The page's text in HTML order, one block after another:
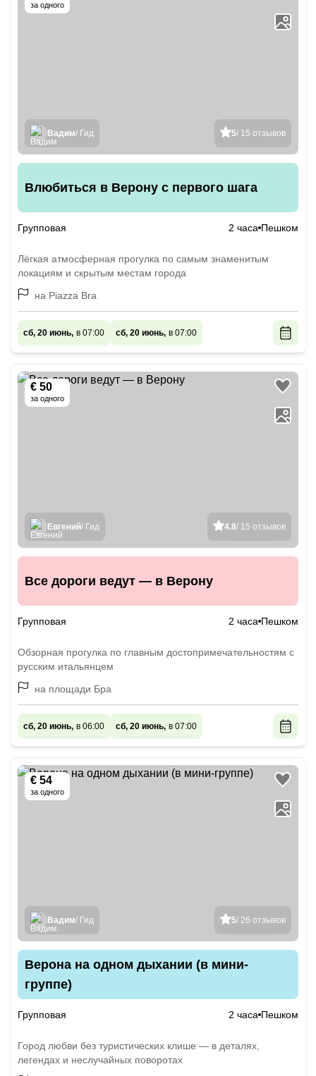
за одного
5/ 15 отзывов
Вадим/ Гид
Влюбиться в Верону с первого шага
Групповая 2 часа Пешком
Лёгкая атмосферная прогулка по самым знаменитым
локациям и скрытым местам города
на Piazza Bra
сб, 20 июнь, в 07:00 сб, 20 июнь, в 07:00
€ 50
за одного
4.8/ 15 отзывов
Евгений/ Гид
Все дороги ведут — в Верону
Групповая 2 часа Пешком
Обзорная прогулка по главным достопримечательностям с
русским итальянцем
на площади Бра
сб, 20 июнь, в 06:00 сб, 20 июнь, в 07:00
€ 54
за одного
5/ 26 отзывов
Вадим/ Гид
Верона на одном дыхании (в мини-
группе)
Групповая 2 часа Пешком
Город любви без туристических клише — в деталях,
легендах и неслучайных поворотах